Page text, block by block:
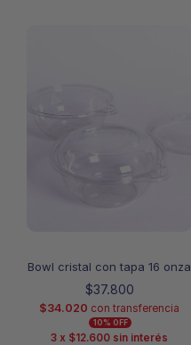
Bowl cristal con tapa 16 onza
$37.800
$34.020 con transferencia
10% OFF
3 x $12.600 sin interés